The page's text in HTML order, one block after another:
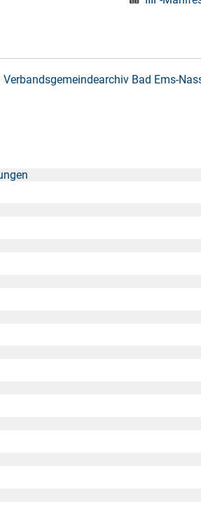
Verbandsgemeindearchiv Bad Ems-